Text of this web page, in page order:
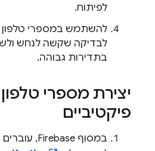
לפיתוח.
להשתמש במספרי טלפון
לבדיקה שקשה לנחש
בתדירות גבוהה.
יצירת מספרי
פיקטיביים
במסוף Firebase
,